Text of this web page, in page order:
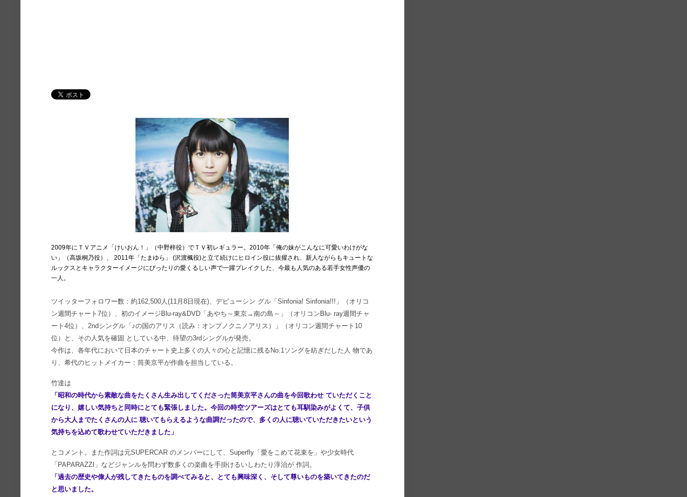
2009年にＴＶアニメ「けいおん！」（中野梓役）でＴＶ初レギュラー。2010年「俺の妹がこんなに可愛いわけがな
い」（高坂桐乃役）、 2011年「たまゆら」 (沢渡楓役)と立て続けにヒロイン役に抜擢され、新人ながらもキュートな
ルックスとキャラクターイメージにぴったりの愛くるしい声で一躍ブレイクした、今最も人気のある若手女性声優の
一人。
ツイッターフォロワー数：約162,500人(11月8日現在)、デビューシン グル「Sinfonia! Sinfonia!!!」（オリコ
ン週間チャート7位）、初のイメージBlu-ray&DVD「あやち～東京→南の島～」（オリコンBlu- ray週間チャ
ート4位）、2ndシングル「♪の国のアリス（読み：オンプノクニノアリス）」（オリコン週間チャート10
位）と、その人気を確固 としている中、待望の3rdシングルが発売。
今作は、各年代において日本のチャート史上多くの人々の心と記憶に残るNo.1ソングを紡ぎだした人 物であ
り、希代のヒットメイカー：筒美京平が作曲を担当している。
竹達は
「昭和の時代から素敵な曲をたくさん生み出してくださった筒美京平さんの曲を今回歌わせ ていただくこと
になり、嬉しい気持ちと同時にとても緊張しました。今回の時空ツアーズはとても耳馴染みがよくて、子供
から大人までたくさんの人に 聴いてもらえるような曲調だったので、多くの人に聴いていただきたいという
気持ちを込めて歌わせていただきました」
とコメント。また作詞は元SUPERCAR のメンバーにして、Superfly「愛をこめて花束を」や少女時代
「PAPARAZZI」などジャンルを問わず数多くの楽曲を手掛けるいしわたり淳治が 作詞。
「過去の歴史や偉人が残してきたものを調べてみると、とても興味深く、そして尊いものを築いてきたのだ
と思いました。